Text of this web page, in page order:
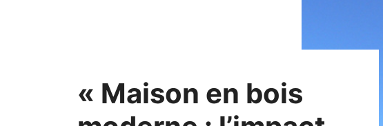
« Maison en bois